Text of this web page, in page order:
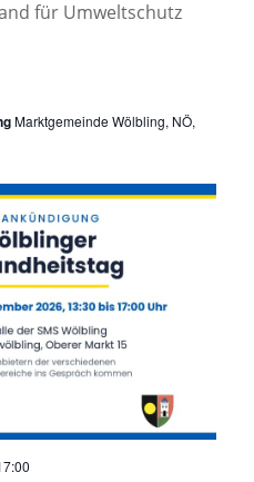
Marktgemeinde Wölbling, NÖ,